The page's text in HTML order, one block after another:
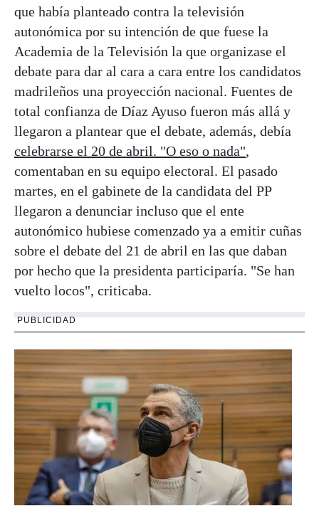
que había planteado contra la televisión
autonómica por su intención de que fuese la
Academia de la Televisión la que organizase el
debate para dar al cara a cara entre los candidatos
madrileños una proyección nacional. Fuentes de
total confianza de Díaz Ayuso fueron más allá y
llegaron a plantear que el debate, además, debía
celebrarse el 20 de abril. "O eso o nada",
comentaban en su equipo electoral. El pasado
martes, en el gabinete de la candidata del PP
llegaron a denunciar incluso que el ente
autonómico hubiese comenzado ya a emitir cuñas
sobre el debate del 21 de abril en las que daban
por hecho que la presidenta participaría. "Se han
vuelto locos", criticaba.
PUBLICIDAD